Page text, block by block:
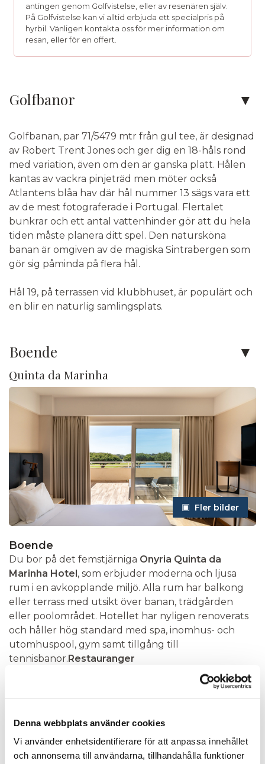
Denna webbplats använder cookies
Vi använder enhetsidentifierare för att anpassa innehållet
och annonserna till användarna, tillhandahålla funktioner
antingen genom Golfvistelse, eller av resenären själv.
På Golfvistelse kan vi alltid erbjuda ett specialpris på
hyrbil. Vänligen kontakta oss för mer information om
resan, eller för en offert.
E-post: info@golfvistelse.se
Facebook:
Golfvistelse
Instagram: Golfvistelse
Adress:
Golfvistelse
Stigbergsliden 7
414 63Göteborg
Kontaktformulär Ring oss
Golfbanor
Golfbanan, par 71/5479 mtr från gul tee, är designad
av Robert Trent Jones och ger dig en 18-håls rond
med variation, även om den är ganska platt. Hålen
kantas av vackra pinjeträd men möter också
Atlantens blåa hav där hål nummer 13 sägs vara ett
av de mest fotograferade i Portugal. Flertalet
bunkrar och ett antal vattenhinder gör att du hela
tiden måste planera ditt spel. Den natursköna
banan är omgiven av de magiska Sintrabergen som
gör sig påminda på flera hål.
Hål 19, på terrassen vid klubbhuset, är populärt och
en blir en naturlig samlingsplats.
Boende
Quinta da Marinha
Fler bilder
Boende
Du bor på det femstjärniga Onyria Quinta da
Marinha Hotel , som erbjuder moderna och ljusa
rum i en avkopplande miljö. Alla rum har balkong
eller terrass med utsikt över banan, trädgården
eller poolområdet. Hotellet har nyligen renoverats
och håller hög standard med spa, inomhus- och
utomhuspool, gym samt tillgång till
tennisbanor. Restauranger
På anläggningen finns flera kulinariska alternativ.
internationella och portugisiska rätter med fokus på
cocktail eller enklare rätter med utsikt över
golfbanan. Det finns även en bar vid poolen
sommartid, samt roomservice dygnet runt.